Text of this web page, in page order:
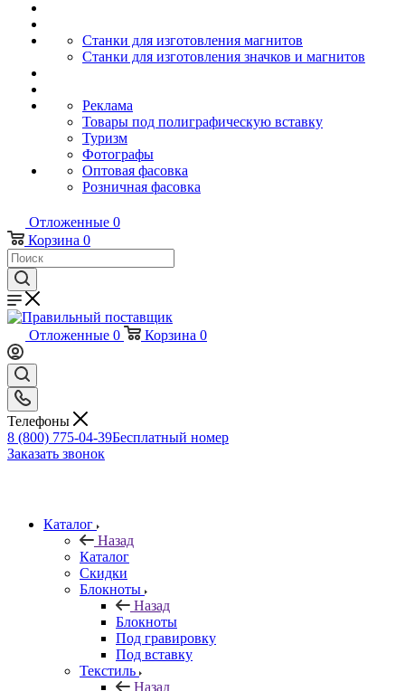
Станки для изготовления магнитов
Станки для изготовления значков и магнитов
Реклама
Товары под полиграфическую вставку
Туризм
Фотографы
Оптовая фасовка
Розничная фасовка
Отложенные 0
Корзина 0
Отложенные 0 Корзина 0
Телефоны
8 (800) 775-04-39Бесплатный номер
Заказать звонок
Каталог
Назад
Каталог
Скидки
Блокноты
Назад
Блокноты
Под гравировку
Под вставку
Текстиль
Назад